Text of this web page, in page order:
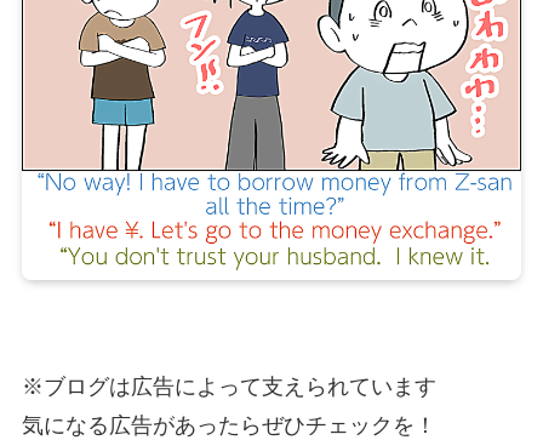
※ブログは広告によって支えられています
気になる広告があったらぜひチェックを！